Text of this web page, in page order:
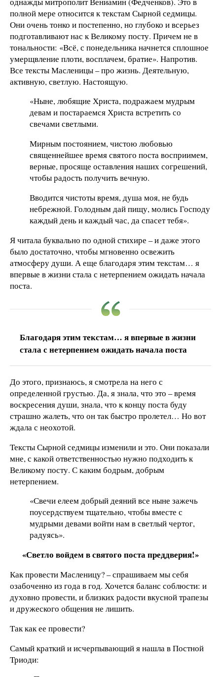
полной мере относится к текстам Сырной седмицы.
Они очень тонко и постепенно, но глубоко и всерьез
подготавливают нас к Великому посту. Причем не в
тональности: «Всё, с понедельника начнется сплошное
умерщвление плоти, восплачем, братие». Напротив.
Все тексты Масленицы – про жизнь. Деятельную,
активную, светлую. Настоящую.
«Ныне, любящие Христа, подражаем мудрым
девам и постараемся Христа встретить со
свечами светлыми.
Мирным постоянием, чистою любовью
священнейшее время святого поста восприимем,
верные, просяще оставления наших согрешений,
чтобы радость получить вечную.
Вводится чистоты время, душа моя, не будь
небрежной. Голодным дай пищу, молись Господу
каждый день и каждый час, да спасет тебя».
Я читала буквально по одной стихире – и даже этого
было достаточно, чтобы мгновенно освежить
атмосферу души. А еще благодаря этим текстам… я
впервые в жизни стала с нетерпением ожидать начала
поста.
Благодаря этим текстам… я впервые в жизни
стала с нетерпением ожидать начала поста
До этого, признаюсь, я смотрела на него с
определенной грустью. Да, я знала, что это – время
воскресения души, знала, что к концу поста буду
страшно жалеть, что он так быстро пролетел… Но вот
ждала с неохотой.
Тексты Сырной седмицы изменили и это. Они показали
мне, с какой ответственностью нужно подходить к
Великому посту. С каким бодрым, добрым
нетерпением.
«Свечи елеем добрый деяний все ныне зажечь
поусердствуем тщательно, чтобы вместе с
мудрыми девами войти нам в светлый чертог,
радуясь».
«Светло войдем в святого поста преддверия!»
Как провести Масленицу? – спрашиваем мы себя
озабоченно из года в год. Хочется баланс соблюсти: и
духовно провести, и близких радости вкусной трапезы
и дружеского общения не лишить.
Так как ее провести?
Самый краткий и исчерпывающий я нашла в Постной
Триоди: